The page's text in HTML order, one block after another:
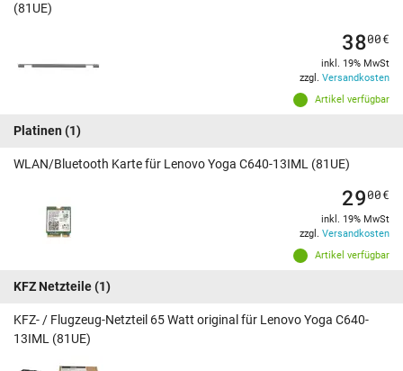
(81UE)
Artikel verfügbar
3800€
inkl. 19% MwSt
zzgl. Versandkosten
Platinen (1)
WLAN/Bluetooth Karte für Lenovo Yoga C640-13IML (81UE)
Artikel verfügbar
2900€
inkl. 19% MwSt
zzgl. Versandkosten
KFZ Netzteile(1)
KFZ- / Flugzeug-Netzteil 65 Watt original für Lenovo Yoga C640-
13IML (81UE)